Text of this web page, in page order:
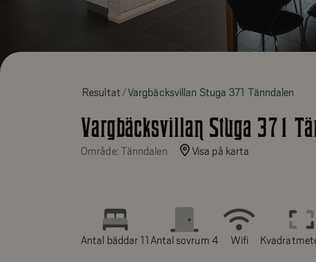
Resultat Vargbäcksvillan Stuga 371 Tänndalen
Vargbäcksvillan Stuga 371
Område: Tänndalen Visa på karta
Antal bäddar 11Antal sovrum 4 Wifi